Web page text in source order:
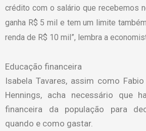
crédito com o salário que recebemos
ganha R$ 5 mil e tem um limite
renda de R$ 10 mil”, lembra a
Educação financeira
Isabela Tavares, assim como
Hennings, acha necessário que
financeira da população para
quando e como gastar.